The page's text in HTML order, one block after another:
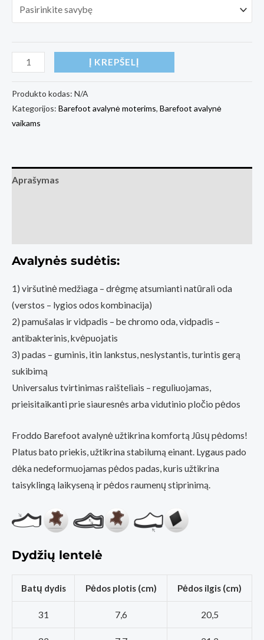
produkto
Barefoot
batai
Froddo
Motion
Į KREPŠELĮ
Produkto kodas: N/A
Kategorijos: Barefoot avalynė moterims, Barefoot avalynė
vaikams
Aprašymas
Avalynės sudėtis:
1) viršutinė medžiaga – drėgmę atsumianti natūrali oda
(verstos – lygios odos kombinacija)
2) pamušalas ir vidpadis – be chromo oda, vidpadis –
antibakterinis, kvėpuojatis
3) padas – guminis, itin lankstus, neslystantis, turintis gerą
sukibimą
Universalus tvirtinimas raišteliais – reguliuojamas,
prieisitaikanti prie siauresnės arba vidutinio pločio pėdos
Froddo Barefoot avalynė užtikrina komfortą Jūsų pėdoms!
Platus bato priekis, užtikrina stabilumą einant. Lygaus pado
dėka nedeformuojamas pėdos padas, kuris užtikrina
taisyklingą laikyseną ir pėdos raumenų stiprinimą.
Dydžių lentelė
Batų dydis Pėdos plotis (cm) Pėdos ilgis (cm)
31 7,6 20,5